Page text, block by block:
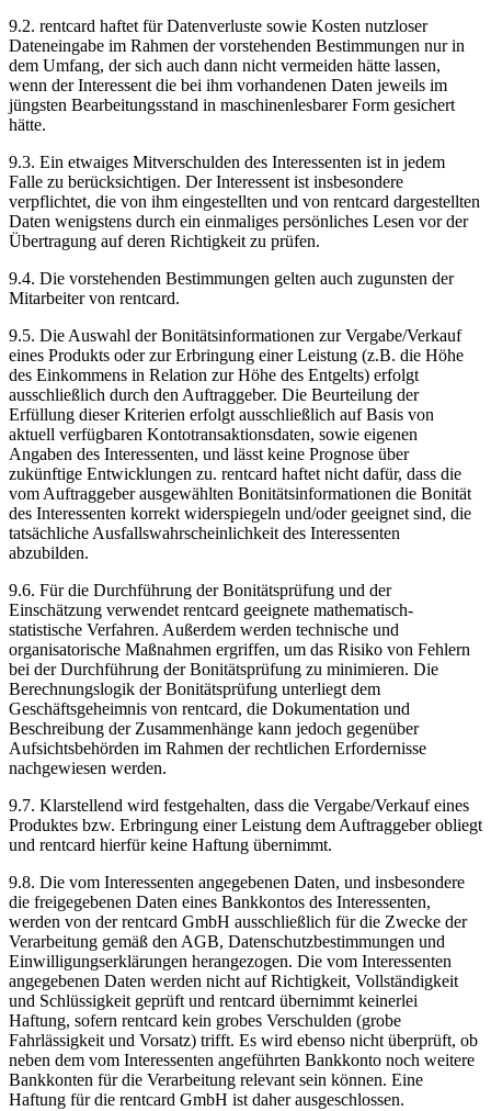
9.2. rentcard haftet für Datenverluste sowie Kosten nutzloser
Dateneingabe im Rahmen der vorstehenden Bestimmungen nur in
dem Umfang, der sich auch dann nicht vermeiden hätte lassen,
wenn der Interessent die bei ihm vorhandenen Daten jeweils im
jüngsten Bearbeitungsstand in maschinenlesbarer Form gesichert
hätte.
9.3. Ein etwaiges Mitverschulden des Interessenten ist in jedem
Falle zu berücksichtigen. Der Interessent ist insbesondere
verpflichtet, die von ihm eingestellten und von rentcard dargestellten
Daten wenigstens durch ein einmaliges persönliches Lesen vor der
Übertragung auf deren Richtigkeit zu prüfen.
9.4. Die vorstehenden Bestimmungen gelten auch zugunsten der
Mitarbeiter von rentcard.
9.5. Die Auswahl der Bonitätsinformationen zur Vergabe/Verkauf
eines Produkts oder zur Erbringung einer Leistung (z.B. die Höhe
des Einkommens in Relation zur Höhe des Entgelts) erfolgt
ausschließlich durch den Auftraggeber. Die Beurteilung der
Erfüllung dieser Kriterien erfolgt ausschließlich auf Basis von
aktuell verfügbaren Kontotransaktionsdaten, sowie eigenen
Angaben des Interessenten, und lässt keine Prognose über
zukünftige Entwicklungen zu. rentcard haftet nicht dafür, dass die
vom Auftraggeber ausgewählten Bonitätsinformationen die Bonität
des Interessenten korrekt widerspiegeln und/oder geeignet sind, die
tatsächliche Ausfallswahrscheinlichkeit des Interessenten
abzubilden.
9.6. Für die Durchführung der Bonitätsprüfung und der
Einschätzung verwendet rentcard geeignete mathematisch-
statistische Verfahren. Außerdem werden technische und
organisatorische Maßnahmen ergriffen, um das Risiko von Fehlern
bei der Durchführung der Bonitätsprüfung zu minimieren. Die
Berechnungslogik der Bonitätsprüfung unterliegt dem
Geschäftsgeheimnis von rentcard, die Dokumentation und
Beschreibung der Zusammenhänge kann jedoch gegenüber
Aufsichtsbehörden im Rahmen der rechtlichen Erfordernisse
nachgewiesen werden.
9.7. Klarstellend wird festgehalten, dass die Vergabe/Verkauf eines
Produktes bzw. Erbringung einer Leistung dem Auftraggeber obliegt
und rentcard hierfür keine Haftung übernimmt.
9.8. Die vom Interessenten angegebenen Daten, und insbesondere
die freigegebenen Daten eines Bankkontos des Interessenten,
werden von der rentcard GmbH ausschließlich für die Zwecke der
Verarbeitung gemäß den AGB, Datenschutzbestimmungen und
Einwilligungserklärungen herangezogen. Die vom Interessenten
angegebenen Daten werden nicht auf Richtigkeit, Vollständigkeit
und Schlüssigkeit geprüft und rentcard übernimmt keinerlei
Haftung, sofern rentcard kein grobes Verschulden (grobe
Fahrlässigkeit und Vorsatz) trifft. Es wird ebenso nicht überprüft, ob
neben dem vom Interessenten angeführten Bankkonto noch weitere
Bankkonten für die Verarbeitung relevant sein können. Eine
Haftung für die rentcard GmbH ist daher ausgeschlossen.